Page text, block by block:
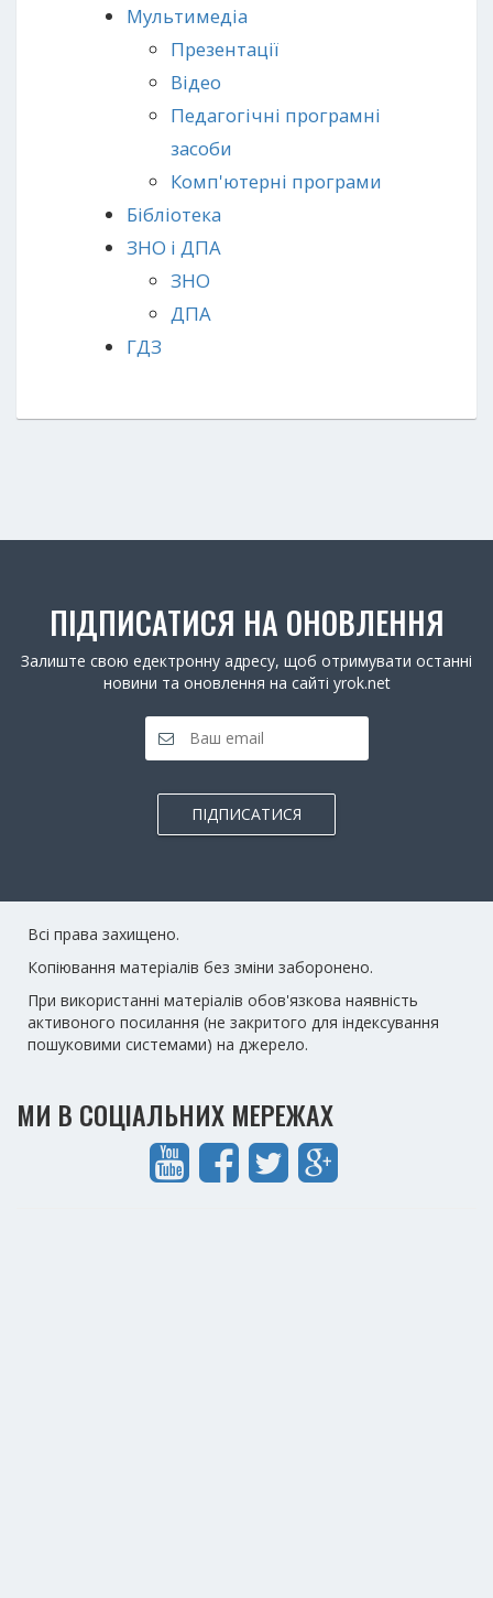
Мультимедіа
Презентації
Відео
Педагогічні програмні
засоби
Комп'ютерні програми
Бібліотека
ЗНО і ДПА
ЗНО
ДПА
ГДЗ
ПІДПИСАТИСЯ НА ОНОВЛЕННЯ
Залиште свою едектронну адресу, щоб отримувати останні
новини та оновлення на сайті yrok.net
ПІДПИСАТИСЯ
Всі права захищено.
Копіювання матеріалів без зміни заборонено.
При використанні матеріалів обов'язкова наявність
активоного посилання (не закритого для індексування
пошуковими системами) на джерело.
МИ В СОЦІАЛЬНИХ МЕРЕЖАХ